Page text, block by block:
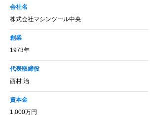
会社名
株式会社マシンツール中央
創業
1973年
代表取締役
西村 治
資本金
1,000万円